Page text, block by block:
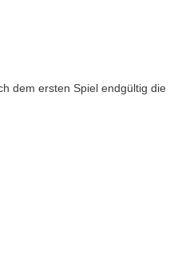
dem ersten Spiel endgültig